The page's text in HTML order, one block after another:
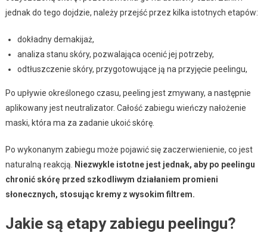
jednak do tego dojdzie, należy przejść przez kilka istotnych etapów:
dokładny demakijaż,
analiza stanu skóry, pozwalająca ocenić jej potrzeby,
odtłuszczenie skóry, przygotowujące ją na przyjęcie peelingu,
Po upływie określonego czasu, peeling jest zmywany, a następnie
aplikowany jest neutralizator. Całość zabiegu wieńczy nałożenie
maski, która ma za zadanie ukoić skórę.
Po wykonanym zabiegu może pojawić się zaczerwienienie, co jest
naturalną reakcją.
Niezwykle istotne jest jednak, aby po peelingu
chronić skórę przed szkodliwym działaniem promieni
słonecznych, stosując kremy z wysokim filtrem.
Jakie są etapy zabiegu peelingu?